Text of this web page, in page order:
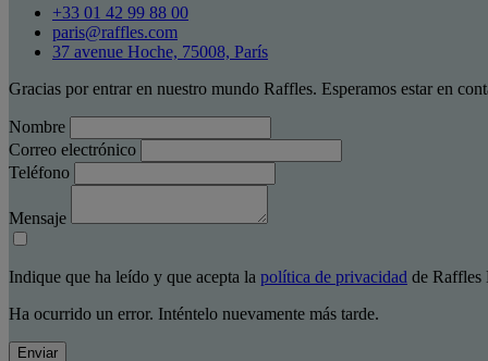
+33 01 42 99 88 00
paris@raffles.com
37 avenue Hoche, 75008, París
Gracias por entrar en nuestro mundo Raffles. Esperamos estar en
Nombre
Correo electrónico
Teléfono
Mensaje
Indique que ha leído y que acepta la política de privacidad de Raffles
Ha ocurrido un error. Inténtelo nuevamente más tarde.
Enviar